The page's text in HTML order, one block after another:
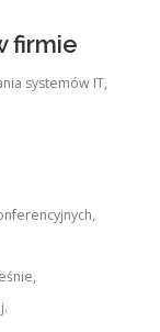
firmie
systemów IT,